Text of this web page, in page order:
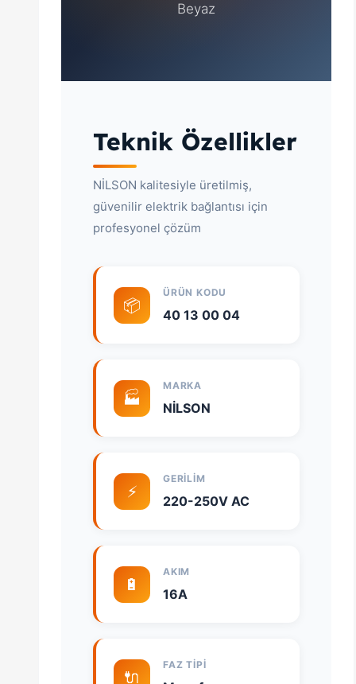
Beyaz
Teknik Özellikler
NİLSON kalitesiyle üretilmiş,
güvenilir elektrik bağlantısı için
profesyonel çözüm
📦
ÜRÜN KODU
40 13 00 04
🏭
MARKA
NİLSON
⚡
GERILIM
220-250V AC
🔋
AKIM
16A
🔌
FAZ TIPI